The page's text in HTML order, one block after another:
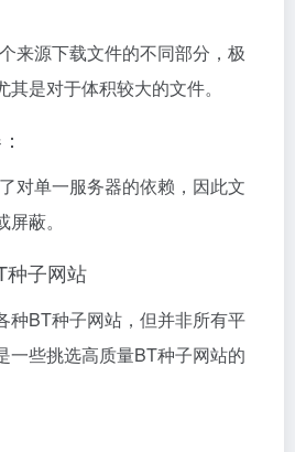
来源下载文件的不同部分，极
是对于体积较大的文件。
对单一服务器的依赖，因此文
蔽。
种子网站
种BT种子网站，但并非所有平
一些挑选高质量BT种子网站的